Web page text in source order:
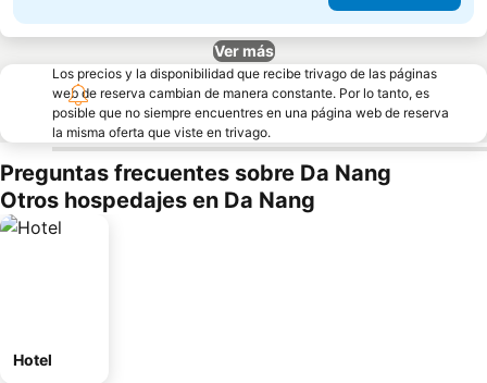
Ver más
Los precios y la disponibilidad que recibe trivago de las páginas
web de reserva cambian de manera constante. Por lo tanto, es
posible que no siempre encuentres en una página web de reserva
la misma oferta que viste en trivago.
Preguntas frecuentes sobre Da Nang
Otros hospedajes en Da Nang
Hotel